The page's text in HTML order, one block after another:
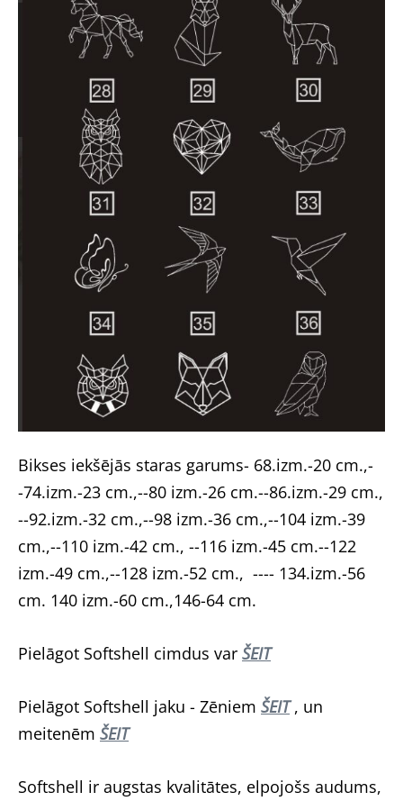
Bikses iekšējās staras garums- 68.izm.-20 cm.,-
-74.izm.-23 cm.,--80 izm.-26 cm.--86.izm.-29 cm.,
--92.izm.-32 cm.,--98 izm.-36 cm.,--104 izm.-39
cm.,--110 izm.-42 cm., --116 izm.-45 cm.--122
izm.-49 cm.,--128 izm.-52 cm., ---- 134.izm.-56
cm. 140 izm.-60 cm.,146-64 cm.
Pielāgot Softshell cimdus var ŠEIT
Pielāgot Softshell jaku - Zēniem ŠEIT, un
meitenēm ŠEIT
Softshell ir augstas kvalitātes, elpojošs audums,